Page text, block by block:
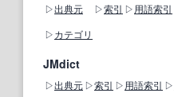
出典元 索引 用語索引
カテゴリ
JMdict
出典元 索引 用語索引